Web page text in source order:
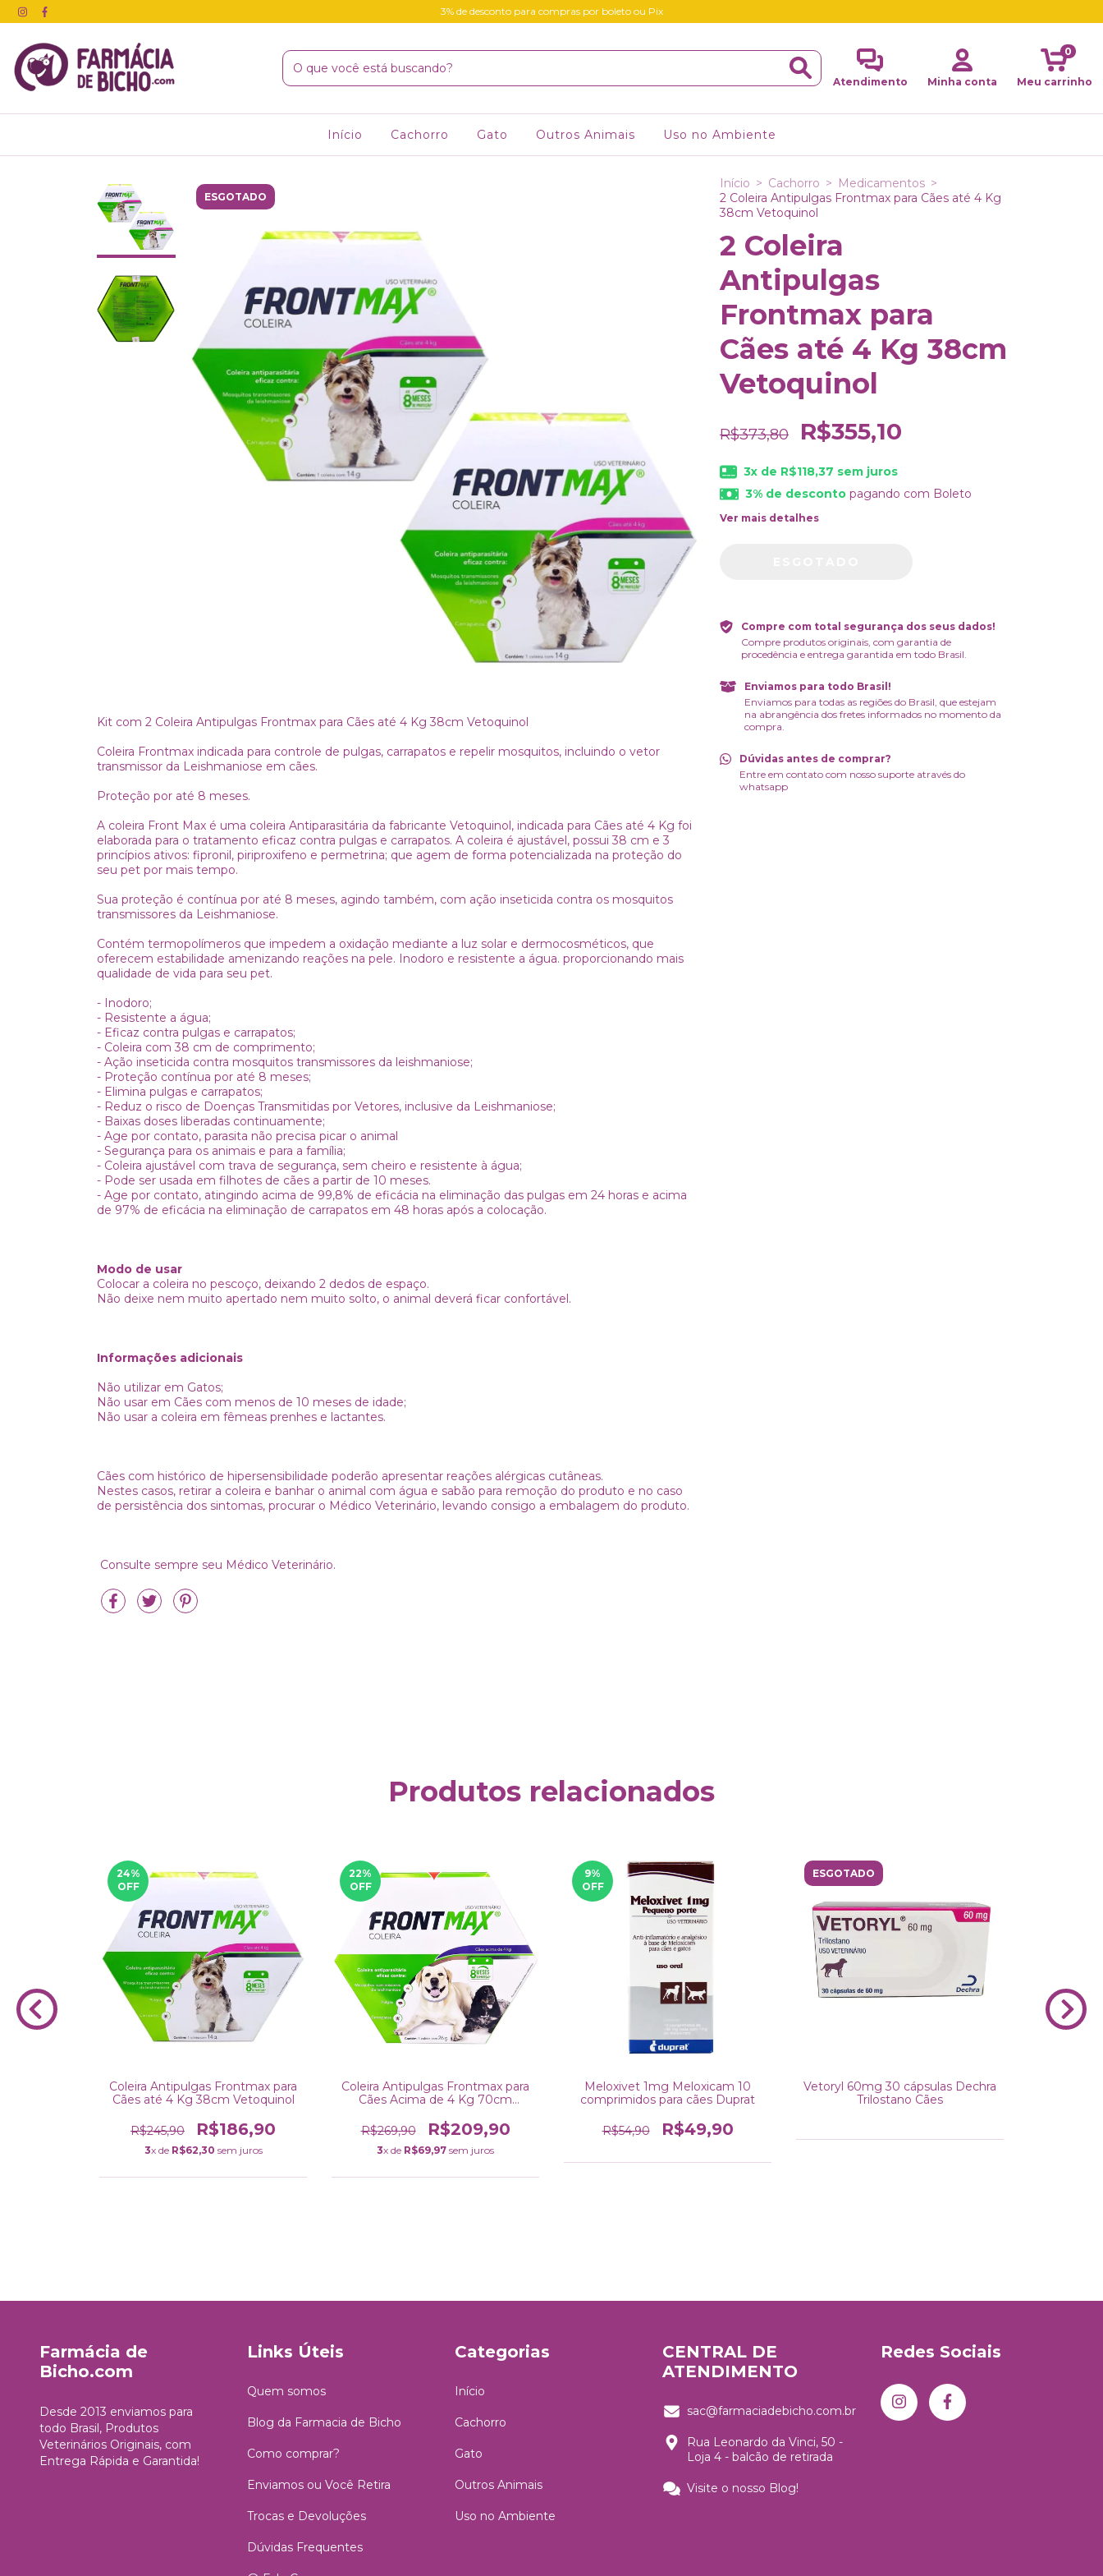
3% de desconto para compras por boleto ou Pix
Atendimento Minha conta Meu carrinho
0
Início Cachorro Gato Outros Animais Uso no Ambiente
ESGOTADO
Kit com 2 Coleira Antipulgas Frontmax para Cães até 4 Kg 38cm Vetoquinol
Coleira Frontmax indicada para controle de pulgas, carrapatos e repelir mosquitos, incluindo o vetor
transmissor da Leishmaniose em cães.
Proteção por até 8 meses.
A coleira Front Max é uma coleira Antiparasitária da fabricante Vetoquinol, indicada para Cães até 4 Kg foi
elaborada para o tratamento eficaz contra pulgas e carrapatos. A coleira é ajustável, possui 38 cm e 3
princípios ativos: fipronil, piriproxifeno e permetrina; que agem de forma potencializada na proteção do
seu pet por mais tempo.
Sua proteção é contínua por até 8 meses, agindo também, com ação inseticida contra os mosquitos
transmissores da Leishmaniose.
Contém termopolímeros que impedem a oxidação mediante a luz solar e dermocosméticos, que
oferecem estabilidade amenizando reações na pele. Inodoro e resistente a água. proporcionando mais
qualidade de vida para seu pet.
- Inodoro;
- Resistente a água;
- Eficaz contra pulgas e carrapatos;
- Coleira com 38 cm de comprimento;
- Ação inseticida contra mosquitos transmissores da leishmaniose;
- Proteção contínua por até 8 meses;
- Elimina pulgas e carrapatos;
- Reduz o risco de Doenças Transmitidas por Vetores, inclusive da Leishmaniose;
- Baixas doses liberadas continuamente;
- Age por contato, parasita não precisa picar o animal
- Segurança para os animais e para a família;
- Coleira ajustável com trava de segurança, sem cheiro e resistente à água;
- Pode ser usada em filhotes de cães a partir de 10 meses.
- Age por contato, atingindo acima de 99,8% de eficácia na eliminação das pulgas em 24 horas e acima
de 97% de eficácia na eliminação de carrapatos em 48 horas após a colocação.
Modo de usar
Colocar a coleira no pescoço, deixando 2 dedos de espaço.
Não deixe nem muito apertado nem muito solto, o animal deverá ficar confortável.
Informações adicionais
Não utilizar em Gatos;
Não usar em Cães com menos de 10 meses de idade;
Não usar a coleira em fêmeas prenhes e lactantes.
Cães com histórico de hipersensibilidade poderão apresentar reações alérgicas cutâneas.
Nestes casos, retirar a coleira e banhar o animal com água e sabão para remoção do produto e no caso
de persistência dos sintomas, procurar o Médico Veterinário, levando consigo a embalagem do produto.
Consulte sempre seu Médico Veterinário.
Início > Cachorro > Medicamentos >
2 Coleira Antipulgas Frontmax para Cães até 4 Kg
38cm Vetoquinol
2 Coleira
Antipulgas
Frontmax para
Cães até 4 Kg 38cm
Vetoquinol
R$373,80 R$355,10
3x de R$118,37 sem juros
3% de desconto pagando com Boleto
Ver mais detalhes
Compre com total segurança dos seus dados!
Compre produtos originais, com garantia de
procedência e entrega garantida em todo Brasil.
Enviamos para todo Brasil!
Enviamos para todas as regiões do Brasil, que estejam
na abrangência dos fretes informados no momento da
compra.
Dúvidas antes de comprar?
Entre em contato com nosso suporte através do
whatsapp
Produtos relacionados
24%
OFF
Coleira Antipulgas Frontmax para
Cães até 4 Kg 38cm Vetoquinol
R$245,90 R$186,90
3x de R$62,30 sem juros
22%
OFF
Coleira Antipulgas Frontmax para
Cães Acima de 4 Kg 70cm
R$269,90
R$209,90
3x de R$69,97 sem juros
9%
OFF
Meloxivet 1mg Meloxicam 10
comprimidos para cães Duprat
R$54,90 R$49,90
ESGOTADO
Vetoryl 60mg 30 cápsulas Dechra
Trilostano Cães
Farmácia de
Bicho.com
Desde 2013 enviamos para
todo Brasil, Produtos
Veterinários Originais, com
Entrega Rápida e Garantida!
Links Úteis
Quem somos
Blog da Farmacia de Bicho
Como comprar?
Enviamos ou Você Retira
Trocas e Devoluções
Dúvidas Frequentes
Categorias
Início
Cachorro
Gato
Outros Animais
Uso no Ambiente
CENTRAL DE
ATENDIMENTO
sac@farmaciadebicho.com.br
Rua Leonardo da Vinci, 50 -
Loja 4 - balcão de retirada
Visite o nosso Blog!
Redes Sociais